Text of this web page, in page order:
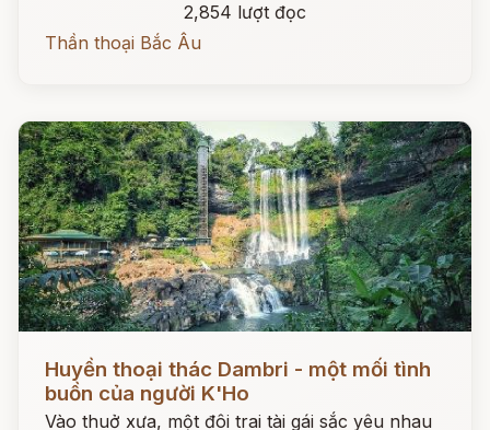
2,854 lượt đọc
Thần thoại Bắc Âu
Đọc ngay
Huyền thoại thác Dambri - một mối tình
buồn của người K'Ho
Vào thuở xưa, một đôi trai tài gái sắc yêu nhau